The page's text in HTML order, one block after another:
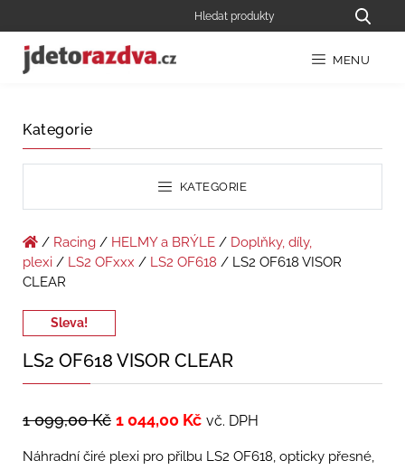
MENU
Kategorie
KATEGORIE
/ Racing / HELMY a BRÝLE / Doplňky, díly,
plexi / LS2 OFxxx / LS2 OF618 / LS2 OF618 VISOR
CLEAR
Sleva!
LS2 OF618 VISOR CLEAR
1 099,00Kč 1 044,00 Kč vč. DPH
Náhradní čiré plexi pro přilbu LS2 OF618, opticky přesné,